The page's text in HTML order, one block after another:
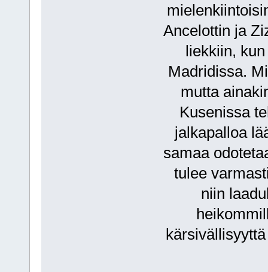
Ancelottin ja
liekkiin,
Madridissa.
mutta
Kusenissa
jalkapalloa
samaa
tulee
niin